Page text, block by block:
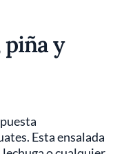
piña y
Esta ensalada